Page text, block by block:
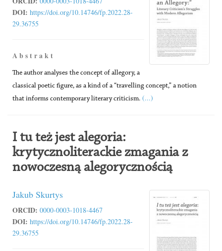
DOI: https://doi.org/10.14746/fp.2022.28-
29.36755
A b s t r a k t
The author analyses the concept of allegory, a
classical poetic figure, as a kind of a “travelling concept,” a notion
that informs contemporary literary criticism. (...)
I tu też jest alegoria:
krytycznoliterackie zmagania z
nowoczesną alegorycznością
Jakub Skurtys
ORCID: 0000-0003-1018-4467
DOI: https://doi.org/10.14746/fp.2022.28-
29.36755